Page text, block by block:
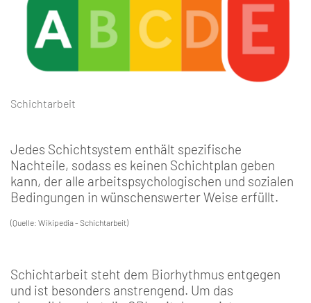
Schichtarbeit
Jedes Schichtsystem enthält spezifische
Nachteile, sodass es keinen Schichtplan geben
kann, der alle arbeitspsychologischen und sozialen
Bedingungen in wünschenswerter Weise erfüllt.
(Quelle: Wikipedia - Schichtarbeit)
Schichtarbeit steht dem Biorhythmus entgegen
und ist besonders anstrengend. Um das